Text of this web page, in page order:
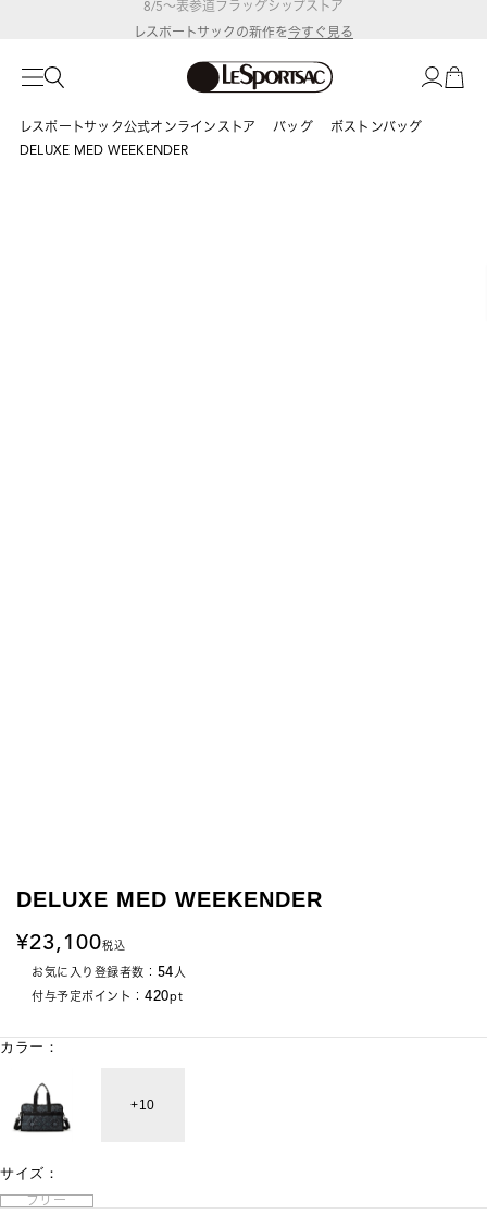
レスポートサックの新作を 今すぐ見る
レスポートサック公式オンラインストア バッグ
ボストンバッグ
DELUXE MED WEEKENDER
DELUXE MED WEEKENDER
23,100税込
お気に入り登録者数： 54人
付与予定ポイント： 420pt
カラー：
10
サイズ：
フリー